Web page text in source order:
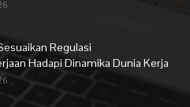
Regulasi
Hadapi Dinamika Dunia Kerja